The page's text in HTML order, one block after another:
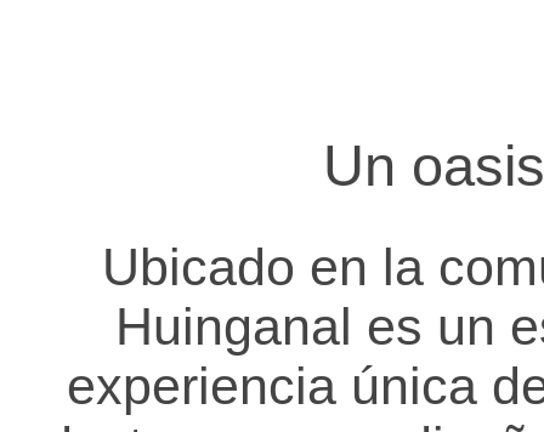
Un
Ubicado en la
Huinganal es un
experiencia única